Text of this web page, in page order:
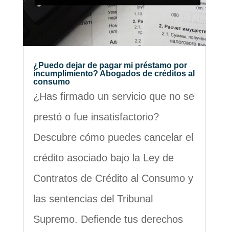
¿Puedo dejar de pagar mi préstamo por
incumplimiento? Abogados de créditos al
consumo
¿Has firmado un servicio que no se
prestó o fue insatisfactorio?
Descubre cómo puedes cancelar el
crédito asociado bajo la Ley de
Contratos de Crédito al Consumo y
las sentencias del Tribunal
Supremo. Defiende tus derechos